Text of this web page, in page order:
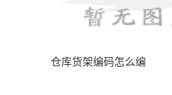
仓库货架编码怎么编